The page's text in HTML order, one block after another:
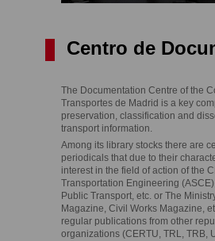
Centro de
The Documentation Centre of the
Transportes de Madrid is a key
preservation, classification and
transport information.
Among its library stocks there are
periodicals that due to their
interest in the field of action of the
Transportation Engineering
Public Transport, etc. or The
Magazine, Civil Works Magazine,
regular publications from other
organizations (CERTU, TRL, TRB,